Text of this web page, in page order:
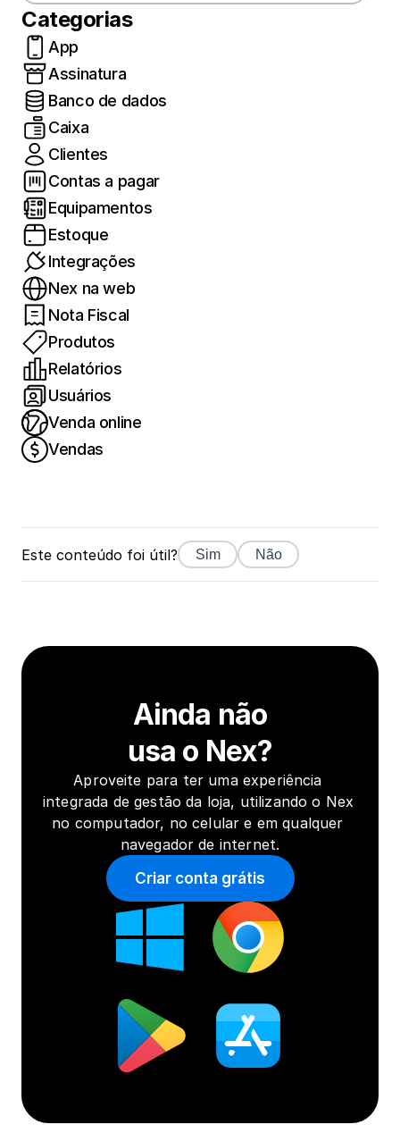
Categorias
App
Assinatura
Banco de dados
Caixa
Clientes
Contas a pagar
Equipamentos
Estoque
Integrações
Nex na web
Nota Fiscal
Produtos
Relatórios
Usuários
Venda online
Vendas
Este conteúdo foi útil? Sim Não
Ainda não
usa o Nex?
Aproveite para ter uma experiência
integrada de gestão da loja, utilizando o Nex
no computador, no celular e em qualquer
navegador de internet.
Criar conta grátis